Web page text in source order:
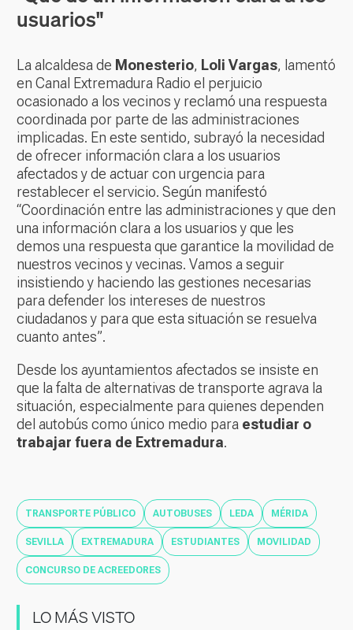
usuarios"
La alcaldesa de Monesterio, Loli Vargas, lamentó
en Canal Extremadura Radio el perjuicio
ocasionado a los vecinos y reclamó una respuesta
coordinada por parte de las administraciones
implicadas. En este sentido, subrayó la necesidad
de ofrecer información clara a los usuarios
afectados y de actuar con urgencia para
restablecer el servicio. Según manifestó
“Coordinación entre las administraciones y que den
una información clara a los usuarios y que les
demos una respuesta que garantice la movilidad de
nuestros vecinos y vecinas. Vamos a seguir
insistiendo y haciendo las gestiones necesarias
para defender los intereses de nuestros
ciudadanos y para que esta situación se resuelva
cuanto antes”.
Desde los ayuntamientos afectados se insiste en
que la falta de alternativas de transporte agrava la
situación, especialmente para quienes dependen
del autobús como único medio para estudiar o
trabajar fuera de Extremadura.
TRANSPORTE PÚBLICO AUTOBUSES LEDA MÉRIDA
SEVILLA EXTREMADURA ESTUDIANTES MOVILIDAD
CONCURSO DE ACREEDORES
LO MÁS VISTO